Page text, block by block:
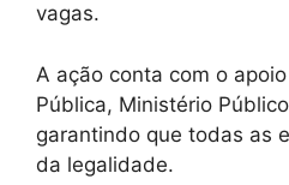
vagas.
A ação conta com o
Pública, Ministério
garantindo que todas as
da legalidade.